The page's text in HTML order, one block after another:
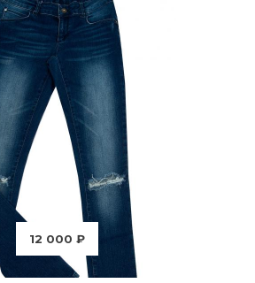
12 000 ₽